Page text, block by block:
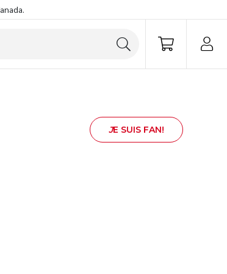
JE SUIS FAN!